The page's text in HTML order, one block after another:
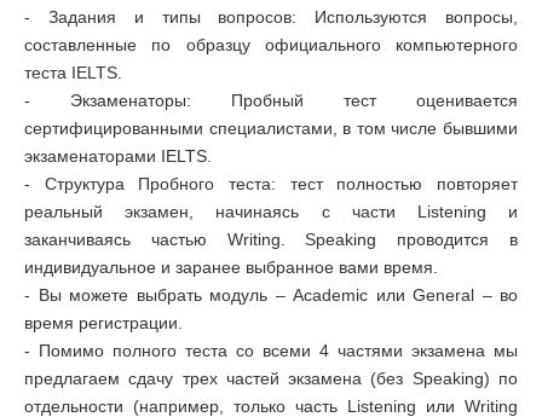
- Задания и типы вопросов: Используются вопросы,
составленные по образцу официального компьютерного
теста IELTS.
- Экзаменаторы: Пробный тест оценивается
сертифицированными специалистами, в том числе бывшими
экзаменаторами IELTS.
- Структура Пробного теста: тест полностью повторяет
реальный экзамен, начинаясь с части Listening и
заканчиваясь частью Writing. Speaking проводится в
индивидуальное и заранее выбранное вами время.
- Вы можете выбрать модуль – Academic или General – во
время регистрации.
- Помимо полного теста со всеми 4 частями экзамена мы
предлагаем сдачу трех частей экзамена (без Speaking) по
отдельности (например, только часть Listening или Writing